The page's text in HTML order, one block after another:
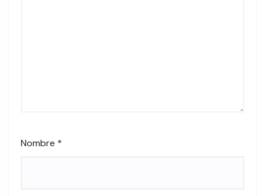
Nombre *